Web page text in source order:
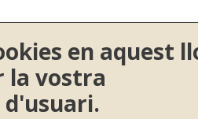
en aquest
la vostra